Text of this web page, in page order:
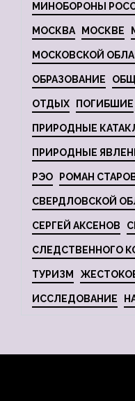
МИНОБОРОНЫ
МОСКВА МОСКВЕ
МОСКОВСКОЙ
ОБРАЗОВАНИЕ
ОТДЫХ ПОГИБШИЕ
ПРИРОДНЫЕ
ПРИРОДНЫЕ
РЭО РОМАН
СВЕРДЛОВСКОЙ
СЕРГЕЙ АКСЕНОВ
СЛЕДСТВЕННОГО
ТУРИЗМ
ИССЛЕДОВАНИЕ